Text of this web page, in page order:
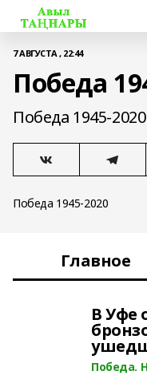
7 АВГУСТА , 22:44
Победа
Победа 1945-2020
Победа 1945-2020
Главное
В Уфе
Победа.